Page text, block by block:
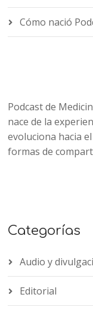
Cómo nació
Podcast de
nace de la
evoluciona hacia
formas de
Categorías
Audio y
Editorial